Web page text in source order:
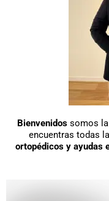
Bienvenidossomos la
encuentras todas
ortopédicos y ayudas